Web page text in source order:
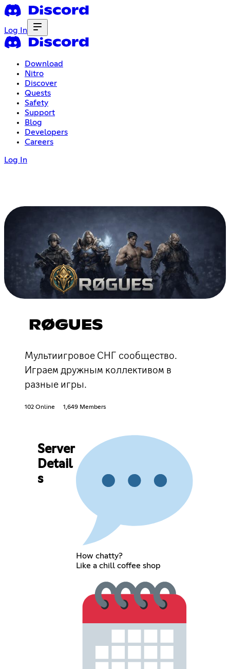
Log In
Download
Nitro
Discover
Quests
Safety
Support
Blog
Developers
Careers
Log In
RØGUES
Мультиигровое СНГ сообщество.
Играем дружным коллективом в
разные игры.
102 Online 1,649 Members
Server
Detail
s
How chatty?
Like a chill coffee shop